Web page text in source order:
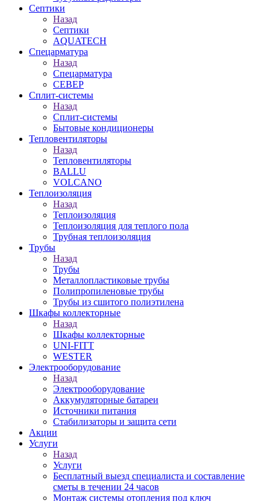
Септики
Назад
Септики
AQUATECH
Спецарматура
Назад
Спецарматура
СЕВЕР
Сплит-системы
Назад
Сплит-системы
Бытовые кондиционеры
Тепловентиляторы
Назад
Тепловентиляторы
BALLU
VOLCANO
Теплоизоляция
Назад
Теплоизоляция
Теплоизоляция для теплого пола
Трубная теплоизоляция
Трубы
Назад
Трубы
Металлопластиковые трубы
Полипропиленовые трубы
Трубы из сшитого полиэтилена
Шкафы коллекторные
Назад
Шкафы коллекторные
UNI-FITT
WESTER
Электрооборудование
Назад
Электрооборудование
Аккумуляторные батареи
Источники питания
Стабилизаторы и защита сети
Акции
Услуги
Назад
Услуги
Бесплатный выезд специалиста и составление
сметы в течении 24 часов
Монтаж системы отопления под ключ